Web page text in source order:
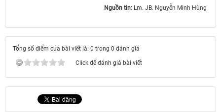
Nguồn tin: Lm. JB. Nguyễn Minh Hùng ​​​​​​​
Tổng số điểm của bài viết là: 0 trong 0 đánh giá
Click để đánh giá bài viết